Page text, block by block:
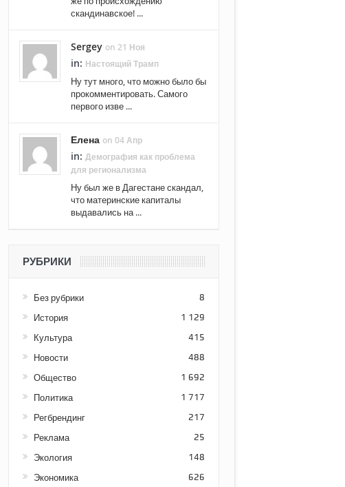
скандинавское! ...
Sergey on 21 Ноя
in: Настоящий Трамп
Ну тут много, что можно было бы
прокомментировать. Самого
первого изве ...
Елена on 04 Апр
in: Демография как проблема
для регионализма
Ну был же в Дагестане скандал,
что материнские капиталы
выдавались на ...
РУБРИКИ
Без рубрики 8
История 1 129
Культура 415
Новости 488
Общество 1 692
Политика 1 717
Регбрендинг 217
Реклама 25
Экология 148
Экономика 626